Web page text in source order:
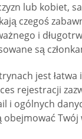
lub kobiet,
czegoś
i
są
jest łatwa i
rejestracji
i ogólnych
Twój